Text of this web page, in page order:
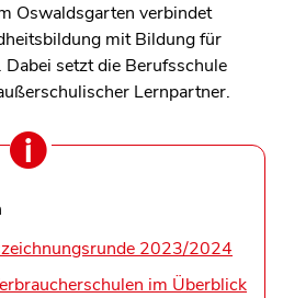
Oswaldsgarten verbindet
mit Bildung für
setzt die Berufsschule
Lernpartner.
2023/2024
im Überblick